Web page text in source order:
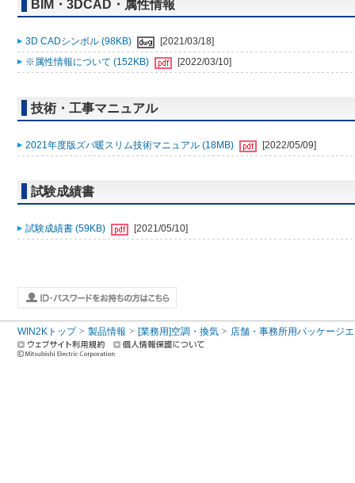
BIM・3DCAD・属性情報
3D CADシンボル (98KB)
[2021/03/18]
※属性情報について (152KB)
[2022/03/10]
技術・工事マニュアル
2021年度版ズバ暖スリム技術マニュアル (18MB) [2022/05/09]
試験成績書
試験成績書 (59KB) [2021/05/10]
WIN2Kトップ 製品情報 [業務用]空調・換気 店舗・事務所用パッケージ